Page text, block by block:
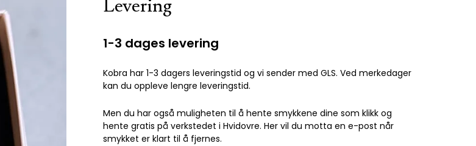
Levering
1-3 dages levering
Kobra har 1-3 dagers leveringstid og vi sender med GLS. Ved merkedager
kan du oppleve lengre leveringstid.
Men du har også muligheten til å hente smykkene dine som klikk og
hente gratis på verkstedet i Hvidovre. Her vil du motta en e-post når
smykket er klart til å fjernes.